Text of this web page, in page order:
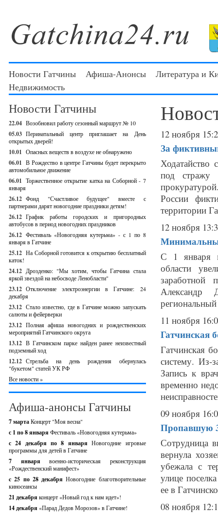
Новости Гатчины Афиша-Анонсы
Литература и
Недвижимость
Новости Гатчины
22.04 Возобновил работу сезонный маршрут № 10
05.03 Перинатальный центр приглашает на День
открытых дверей!
10.01 Опасных веществ в воздухе не обнаружено
06.01 В Рождество в центре Гатчины будет перекрыто
автомобильное движение
06.01 Торжественное открытие катка на Соборной - 7
января
26.12 Фонд "Счастливое будущее" вместе с
партнерами дарят новогодние праздники детям!
26.12 График работы городских и пригородных
автобусов в период новогодних праздников
26.12 Фестиваль «Новогодняя кутерьма» - с 1 по 8
января в Гатчине
25.12 На Соборной готовится к открытию бесплатный
каток!
24.12 Дрозденко: "Мы хотим, чтобы Гатчина стала
яркой звездой на небосводе Ленобласти"
23.12 Отключение электроэнергии в Гатчине: 24
декабря
23.12 Стало известно, где в Гатчине можно запускать
салюты и фейерверки
23.12 Полная афиша новогодних и рождественских
мероприятий Гатчинского округа
13.12 В Гатчинском парке найден ранее неизвестный
подземный ход
12.12 Стрельба на день рождения обернулась
"букетом" статей УК РФ
Все новости »
Афиша-анонсы Гатчины
7 мартаКонцерт "Моя весна"
с 1 по 8 января Фестиваль «Новогодняя кутерьма»
с 24 декабря по 8 январяНовогодние игровые
программы для детей в Гатчине
7 январявоенно-историческая реконструкция
«Рождественский манифест»
c 25 по 28 декабряНовогодние благотворительные
киносеансы
21 декабря концерт «Новый год к нам идет»!
14 декабря «Парад Дедов Морозов» в Гатчине!
12 ноября
За
Ходатайство
под стражу
России
территории
12 ноября
С 1 января
области
заработной
Александр
11 ноября
Гатчинская
Гатчинская
систему. Из-
Запись к
временно
09 ноября
Пропавшую
Сотрудница
вернула
убежала с
улице
ее в
08 ноября